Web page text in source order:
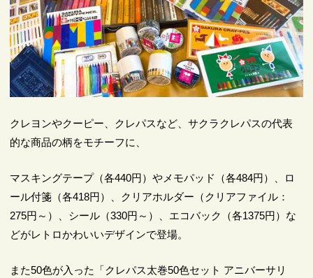
クレヨンやクーピー、クレパスなど、サクラクレパスの代表
的な商品の柄をモチーフに、
マスキングテープ（各440円）やメモパッド（各484円）、ロ
ール付箋（各418円）、クリアホルダー（クリアファイル：
275円～）、シール（330円～）、エコバック（各1375円）な
どがレトロかわいいデザインで登場。
また50色が入った「クレパス太巻50色セット アニバーサリ